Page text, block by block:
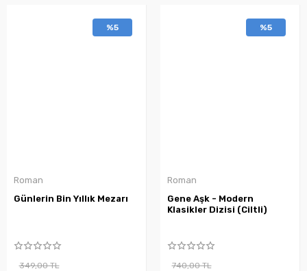
%5
Roman
Günlerin Bin Yıllık Mezarı
349,00 TL
%5
Roman
Gene Aşk - Modern
Klasikler Dizisi (Ciltli)
740,00 TL